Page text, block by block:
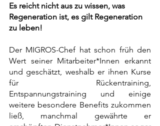
Es reicht nicht aus zu wissen, was
Regeneration ist, es gilt Regeneration
zu leben!
Der MIGROS-Chef hat schon früh den
Wert seiner Mitarbeiter*Innen erkannt
und geschätzt, weshalb er ihnen Kurse
für Rückentraining,
Entspannungstraining und einige
weitere besondere Benefits zukommen
ließ, manchmal gewährte er